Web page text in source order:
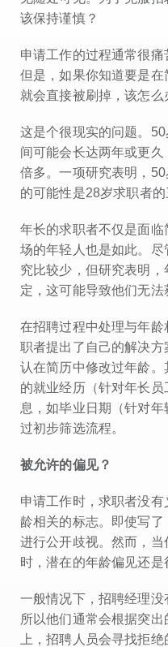
该保持谨慎？
申请工作的过程通常很痛
但是，如果你知道要是
就会直接被刷掉，该怎么
这是个很现实的问题。
间可能会长达两年或更
倍多。一项研究表明，
的可能性是28岁求职者的
年长的求职者不仅是面
场的年轻人也是如此。尽
究比较少，但研究表明
定，这可能导致他们无法
在招聘过程中处理与年
职者提出了自己的解决
认在简历中修改过年龄
的就业经历（针对年长
息，如毕业日期（针对
过初步筛选流程。
被允许的偏见？
申请工作时，求职者没
龄相关的标志。即使写
进行公开歧视。然而，
时，潜在的年龄偏见还是
一般情况下，招聘经理没
所以他们通常会根据突
上，招聘人员会寻找拒